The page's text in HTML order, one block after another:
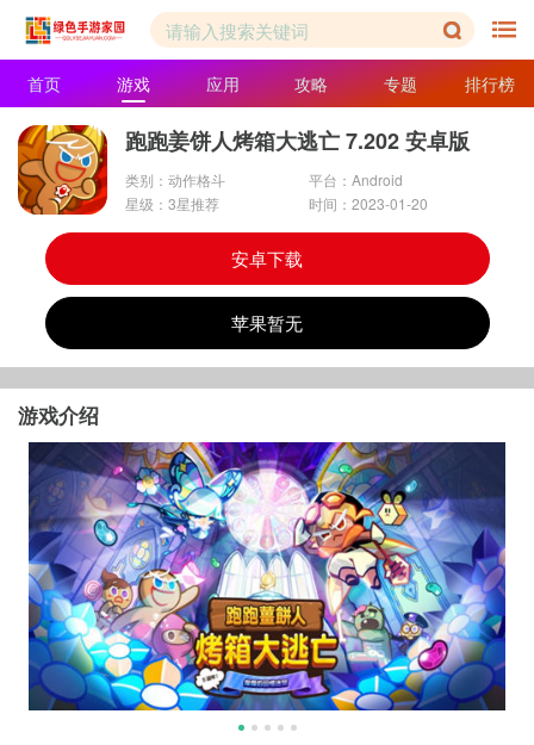
首页 游戏 应用 攻略 专题 排行榜
跑跑姜饼人烤箱大逃亡 7.202 安卓版
类别：动作格斗
平台：Android
星级：3星推荐
时间：2023-01-20
安卓下载
苹果暂无
游戏介绍